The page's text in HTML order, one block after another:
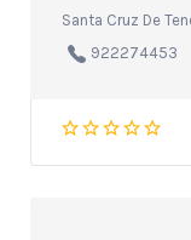
Santa Cruz De
922274453